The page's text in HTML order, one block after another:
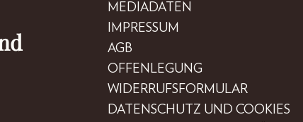
MEDIADATEN
IMPRESSUM
AGB
OFFENLEGUNG
WIDERRUFSFORMULAR
DATENSCHUTZ UND COOKIES